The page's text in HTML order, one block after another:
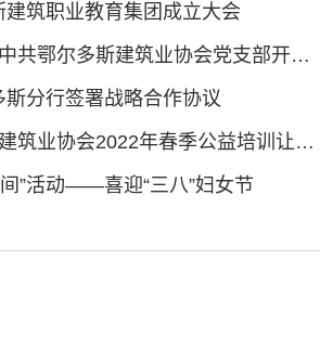
筑职业教育集团成立大会
万物勃发春光好 植树添绿正当时 ——中共鄂尔多斯建筑业协会党支部开展“关爱自然 义务植树”主题党日活动
分行签署战略合作协议
人勤春来早 蓄力正当时 ——鄂尔多斯建筑业协会2022年春季公益培训让服务更务实、更有效
”活动——喜迎“三八”妇女节